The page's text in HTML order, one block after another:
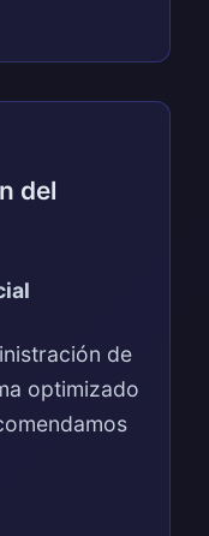
del
de
optimizado